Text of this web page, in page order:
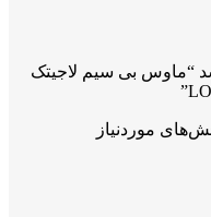
“ماوس بی سیم لاجیتک
موردنیاز